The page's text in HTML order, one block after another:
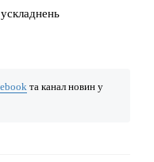
та канал новин у